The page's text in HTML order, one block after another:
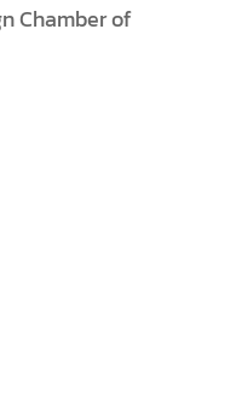
Chamber of